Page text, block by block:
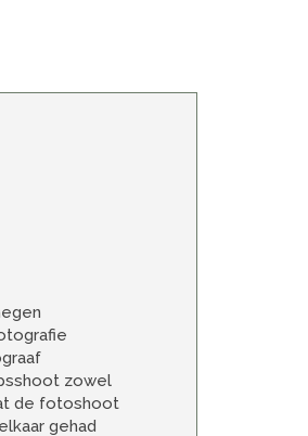
zowel
de fotoshoot
gehad